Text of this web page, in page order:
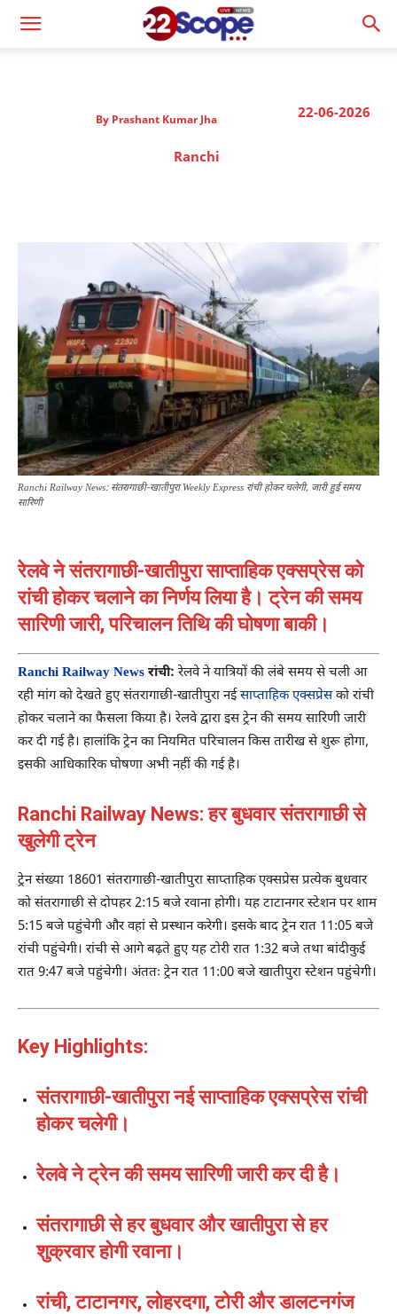
22-06-2026
By Prashant Kumar Jha
Ranchi
Ranchi Railway News: संतरागाछी-खातीपुरा Weekly Express रांची होकर चलेगी, जारी हुई समय
सारिणी
रेलवे ने संतरागाछी-खातीपुरा साप्ताहिक एक्सप्रेस को
रांची होकर चलाने का निर्णय लिया है। ट्रेन की समय
सारिणी जारी, परिचालन तिथि की घोषणा बाकी।
Ranchi Railway News रांची: रेलवे ने यात्रियों की लंबे समय से चली आ
रही मांग को देखते हुए संतरागाछी-खातीपुरा नईसाप्ताहिक एक्सप्रेसको रांची
होकर चलाने का फैसला किया है। रेलवे द्वारा इस ट्रेन की समय सारिणी जारी
कर दी गई है। हालांकि ट्रेन का नियमित परिचालन किस तारीख से शुरू होगा,
इसकी आधिकारिक घोषणा अभी नहीं की गई है।
Ranchi Railway News: हर बुधवार संतरागाछी से
खुलेगी ट्रेन
ट्रेन संख्या 18601 संतरागाछी-खातीपुरा साप्ताहिक एक्सप्रेस प्रत्येक बुधवार
को संतरागाछी से दोपहर 2:15 बजे रवाना होगी। यह टाटानगर स्टेशन पर शाम
5:15 बजे पहुंचेगी और वहां से प्रस्थान करेगी। इसके बाद ट्रेन रात 11:05 बजे
रांची पहुंचेगी। रांची से आगे बढ़ते हुए यह टोरी रात 1:32 बजे तथा बांदीकुई
रात 9:47 बजे पहुंचेगी। अंततः ट्रेन रात 11:00 बजे खातीपुरा स्टेशन पहुंचेगी।
Key Highlights:
संतरागाछी-खातीपुरा नई साप्ताहिक एक्सप्रेस रांची
होकर चलेगी।
रेलवे ने ट्रेन की समय सारिणी जारी कर दी है।
संतरागाछी से हर बुधवार और खातीपुरा से हर
शुक्रवार होगी रवाना।
रांची, टाटानगर, लोहरदगा, टोरी और डालटनगंज